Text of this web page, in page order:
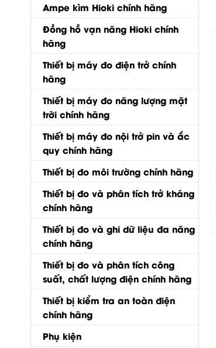
Ampe kìm Hioki chính hãng
Đồng hồ vạn năng Hioki chính
hãng
Thiết bị máy đo điện trở chính
hãng
Thiết bị máy đo năng lượng mặt
trời chính hãng
Thiết bị máy đo nội trở pin và ắc
quy chính hãng
Thiết bị đo môi trường chính hãng
Thiết bị đo và phân tích trở kháng
chính hãng
Thiết bị đo và ghi dữ liệu đa năng
chính hãng
Thiết bị đo và phân tích công
suất, chất lượng điện chính hãng
Thiết bị kiểm tra an toàn điện
chính hãng
Phụ kiện